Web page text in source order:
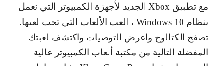
مع تطبيق Xbox الجديد لأجهزة الكمبيوتر التي تعمل
بنظام Windows 10 ، العب الألعاب التي تحب لعبها.
تصفح الكتالوج واعرض التوصيات واكتشف لعبتك
المفضلة التالية من مكتبة ألعاب الكمبيوتر عالية